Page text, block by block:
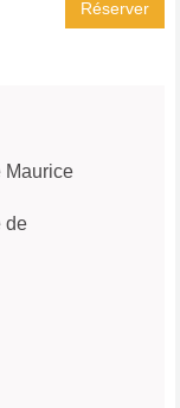
Réserver
Maurice
de